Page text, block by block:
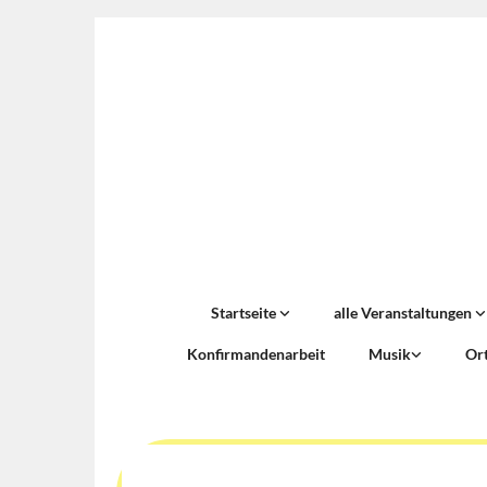
Startseite alle Veranstaltungen
Konfirmandenarbeit Musik